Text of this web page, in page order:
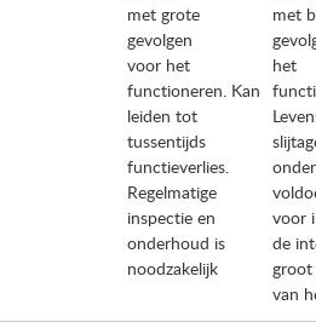
met grote
gevolgen
voor het
functioneren. Kan
leiden tot
tussentijds
functieverlies.
Regelmatige
inspectie en
onderhoud is
noodzakelijk
met
het
voor
de
groot
van